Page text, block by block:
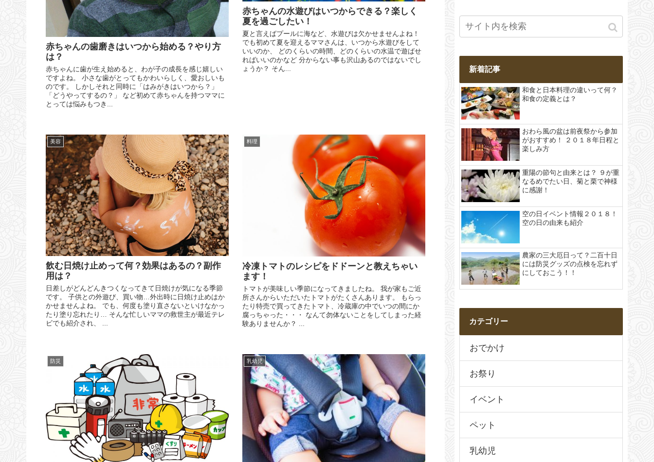
赤ちゃんの歯磨きはいつから始める？やり方
は？
赤ちゃんに歯が生え始めると、わが子の成長を感じ嬉しい
ですよね。 小さな歯がとってもかわいらしく、愛おしいも
のです。 しかしそれと同時に「はみがきはいつから？」
「どうやってするの？」 など初めて赤ちゃんを持つママに
とっては悩みもつき...
赤ちゃんの水遊びはいつからできる？楽しく
夏を過ごしたい！
夏と言えばプールに海など、水遊びは欠かせませんよね！
でも初めて夏を迎えるママさんは、いつから水遊びをして
いいのか、 どのくらいの時間、どのくらいの水温で遊ばせ
ればいいのかなど 分からない事も沢山あるのではないでし
ょうか？ そん...
美容
飲む日焼け止めって何？効果はあるの？副作
用は？
日差しがどんどんきつくなってきて日焼けが気になる季節
です。 子供との外遊び、買い物…外出時に日焼け止めはか
かせませんよね。 でも、何度も塗り直さないといけなかっ
たり塗り忘れたり… そんな忙しいママの救世主が最近テレ
ビでも紹介され、 ...
料理
冷凍トマトのレシピをドドーンと教えちゃい
ます！
トマトが美味しい季節になってきましたね。 我が家もご近
所さんからいただいたトマトがたくさんあります。 もらっ
たり特売で買ってきたトマト、冷蔵庫の中でいつの間にか
腐っちゃった・・・ なんて勿体ないことをしてしまった経
験ありませんか？ ...
防災 乳幼児
新着記事
和食と日本料理の違いって何？
和食の定義とは？
おわら風の盆は前夜祭から参加
がおすすめ！ ２０１８年日程と
楽しみ方
重陽の節句と由来とは？ ９が重
なるめでたい日、菊と栗で神様
に感謝！
空の日イベント情報２０１８！
空の日の由来も紹介
農家の三大厄日って？二百十日
には防災グッズの点検を忘れず
にしておこう！！
カテゴリー
おでかけ
お祭り
イベント
ペット
乳幼児